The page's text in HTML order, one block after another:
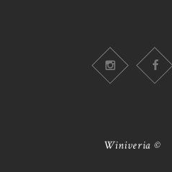
Winiveria ©